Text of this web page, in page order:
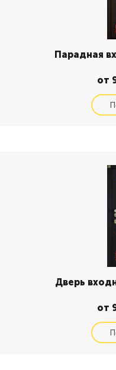
Парадная
от
Дверь
от